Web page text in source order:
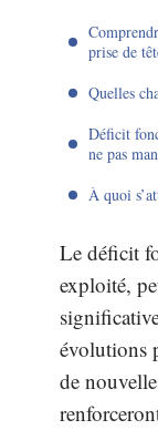
prise de
Quelles
Déficit
ne pas
À quoi
Le déficit
exploité,
évolutions
de